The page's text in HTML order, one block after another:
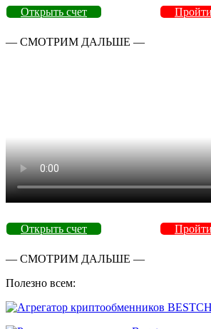
Открыть счет
— СМОТРИМ ДАЛЬШЕ —
Открыть счет
— СМОТРИМ ДАЛЬШЕ —
Полезно всем: